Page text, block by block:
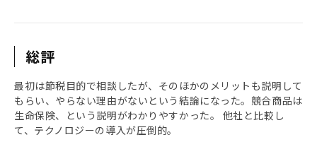
総評
最初は節税目的で相談したが、そのほかのメリットも説明して
もらい、やらない理由がないという結論になった。競合商品は
生命保険、という説明がわかりやすかった。 他社と比較し
て、テクノロジーの導入が圧倒的。